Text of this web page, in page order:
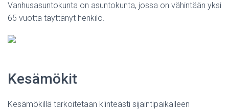
Vanhusasuntokunta on asuntokunta, jossa on vähintään yksi
65 vuotta täyttänyt henkilö.
Kesämökit
Kesämökillä tarkoitetaan kiinteästi sijaintipaikalleen